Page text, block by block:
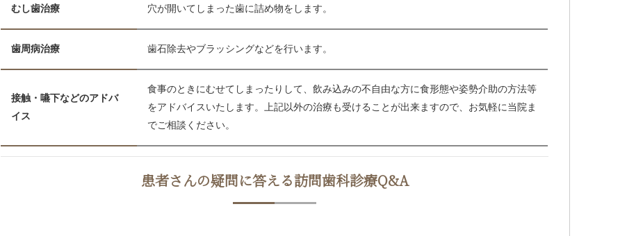
むし歯治療 穴が開いてしまった歯に詰め物をします。
歯周病治療 歯石除去やブラッシングなどを行います。
接触・嚥下などのアドバ
イス
食事のときにむせてしまったりして、飲み込みの不自由な方に食形態や姿勢介助の方法等
をアドバイスいたします。上記以外の治療も受けることが出来ますので、お気軽に当院ま
でご相談ください。
患者さんの疑問に答える訪問歯科診療Q&A